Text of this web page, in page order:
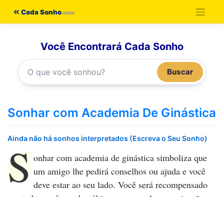
Cada Sonho
Você Encontrará Cada Sonho
Buscar
Sonhar com Academia De Ginástica
Ainda não há sonhos interpretados (Escreva o Seu Sonho)
S onhar com academia de ginástica simboliza que
um amigo lhe pedirá conselhos ou ajuda e você
deve estar ao seu lado. Você será recompensado